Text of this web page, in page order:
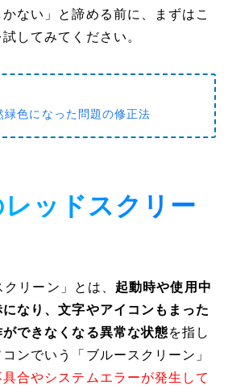
ない」と諦める前に、まずはこ
してみてください。
色になった問題の修正法
レッドスクリー
リーン」とは、 起動時や使用中
なり、文字やアイコンもまった
できなくなる異常な状態を指し
ンでいう「ブルースクリーン」
合やシステムエラーが発生して